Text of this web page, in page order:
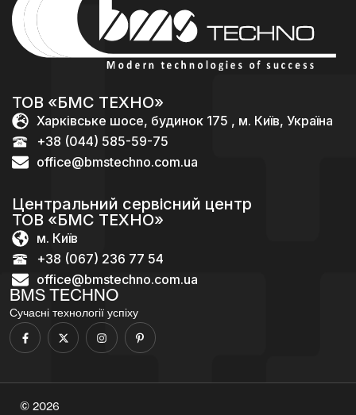
BMS TECHNO
Сучасні технології успіху
ТОВ «БМС ТЕХНО»
Харківське шосе, будинок 175 , м. Київ, Україна
+38 (044) 585-59-75
office@bmstechno.com.ua
Центральний сервісний центр
ТОВ «БМС ТЕХНО»
м. Київ
+38 (067) 236 77 54
office@bmstechno.com.ua
© 2026